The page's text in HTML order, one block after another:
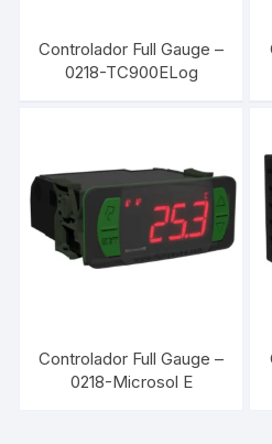
Controlador Full Gauge –
0218-TC900ELog
Controlador Full Gauge –
0218-Microsol E